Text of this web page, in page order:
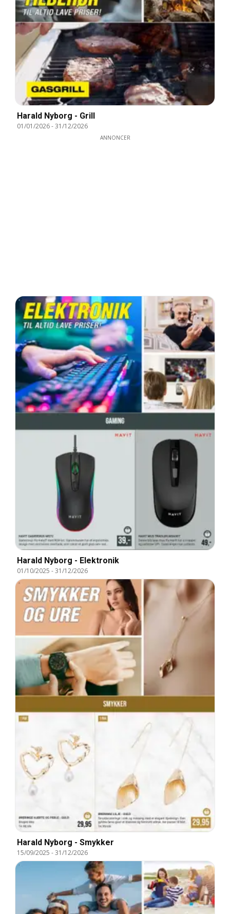
Harald Nyborg - Grill
01/01/2026-31/12/2026
ANNONCER
Harald Nyborg - Elektronik
01/10/2025 -31/12/2026
Harald Nyborg - Smykker
15/09/2025 -31/12/2026